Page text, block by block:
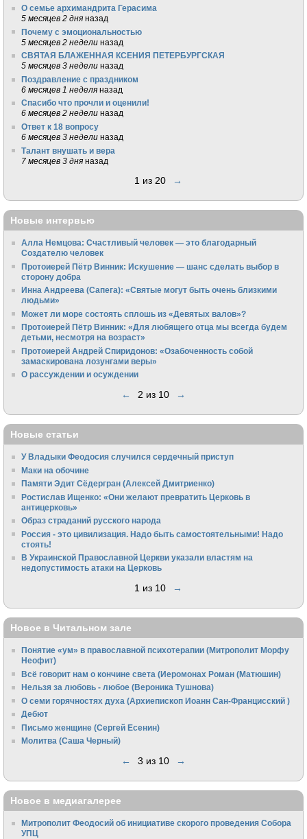
О семье архимандрита Герасима
5 месяцев 2 дня назад
Почему с эмоциональностью
5 месяцев 2 недели назад
СВЯТАЯ БЛАЖЕННАЯ КСЕНИЯ ПЕТЕРБУРГСКАЯ
5 месяцев 3 недели назад
Поздравление с праздником
6 месяцев 1 неделя назад
Спасибо что прочли и оценили!
6 месяцев 2 недели назад
Ответ к 18 вопросу
6 месяцев 3 недели назад
Талант внушать и вера
7 месяцев 3 дня назад
1 из 20 →
Новые интервью
Алла Немцова: Счастливый человек — это благодарный
Создателю человек
Протоиерей Пётр Винник: Искушение — шанс сделать выбор в
сторону добра
Инна Андреева (Сапега): «Святые могут быть очень близкими
людьми»
Может ли море состоять сплошь из «Девятых валов»?
Протоиерей Пётр Винник: «Для любящего отца мы всегда будем
детьми, несмотря на возраст»
Протоиерей Андрей Спиридонов: «Озабоченность собой
замаскирована лозунгами веры»
О рассуждении и осуждении
← 2 из 10 →
Новые статьи
У Владыки Феодосия случился сердечный приступ
Маки на обочине
Памяти Эдит Сёдергран (Алексей Дмитриенко)
Ростислав Ищенко: «Они желают превратить Церковь в
антицерковь»
Образ страданий русского народа
Россия - это цивилизация. Надо быть самостоятельными! Надо
стоять!
В Украинской Православной Церкви указали властям на
недопустимость атаки на Церковь
1 из 10 →
Новое в Читальном зале
Понятие «ум» в православной психотерапии (Митрополит Морфу
Неофит)
Всё говорит нам о кончине света (Иеромонах Роман (Матюшин)
Нельзя за любовь - любое (Вероника Тушнова)
О семи горячностях духа (Архиепископ Иоанн Сан-Францисский )
Дебют
Письмо женщине (Сергей Есенин)
Молитва (Саша Черный)
← 3 из 10 →
Новое в медиагалерее
Митрополит Феодосий об инициативе скорого проведения Собора
УПЦ